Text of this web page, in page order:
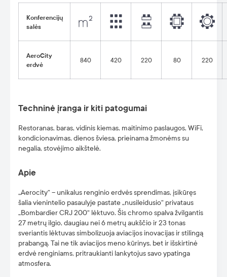
Konferencijų
salės
AeroCity
erdvė
840 420 220 80 220
Techninė įranga ir kiti patogumai
Restoranas, baras, vidinis kiemas, maitinimo paslaugos, WiFi,
kondicionavimas, dienos šviesa, prieinama žmonėms su
negalia, stovėjimo aikštelė.
Apie
„Aerocity“ – unikalus renginio erdvės sprendimas, įsikūręs
šalia vienintelio pasaulyje pastate „nusileidusio“ privataus
„Bombardier CRJ 200“ lėktuvo. Šis chromo spalva žvilgantis
27 metrų ilgio, daugiau nei 6 metrų aukščio ir 23 tonas
sveriantis lėktuvas simbolizuoja aviacijos inovacijas ir stilingą
prabangą. Tai ne tik aviacijos meno kūrinys, bet ir išskirtinė
erdvė renginiams, pritraukianti lankytojus savo ypatinga
atmosfera.